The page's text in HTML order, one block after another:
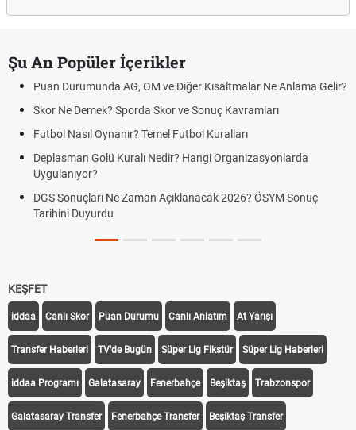
Şu An Popüler İçerikler
Puan Durumunda AG, OM ve Diğer Kısaltmalar Ne Anlama Gelir?
Skor Ne Demek? Sporda Skor ve Sonuç Kavramları
Futbol Nasıl Oynanır? Temel Futbol Kuralları
Deplasman Golü Kuralı Nedir? Hangi Organizasyonlarda
Uygulanıyor?
DGS Sonuçları Ne Zaman Açıklanacak 2026? ÖSYM Sonuç
Tarihini Duyurdu
KEŞFET
iddaa Canlı Skor Puan Durumu Canlı Anlatım At Yarışı
Transfer Haberleri TV'de Bugün Süper Lig Fikstür Süper Lig Haberleri
iddaa Programı Galatasaray Fenerbahçe Beşiktaş Trabzonspor
Galatasaray Transfer Fenerbahçe Transfer Beşiktaş Transfer